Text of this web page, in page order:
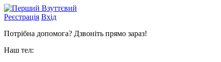
Реєстрація Вхід
Потрібна допомога? Дзвоніть прямо зараз!
Наш тел: